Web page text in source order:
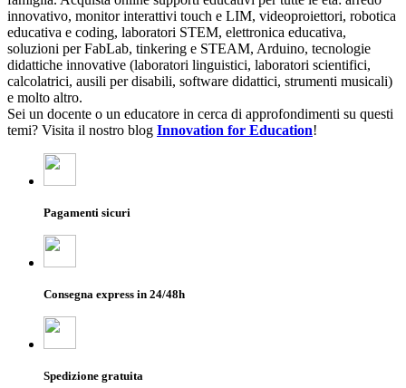
innovativo, monitor interattivi touch e LIM, videoproiettori, robotica
educativa e coding, laboratori STEM, elettronica educativa,
soluzioni per FabLab, tinkering e STEAM, Arduino, tecnologie
didattiche innovative (laboratori linguistici, laboratori scientifici,
calcolatrici, ausili per disabili, software didattici, strumenti musicali)
e molto altro.
Sei un docente o un educatore in cerca di approfondimenti su questi
temi? Visita il nostro blog Innovation for Education!
Pagamenti sicuri
Consegna express in 24/48h
Spedizione gratuita